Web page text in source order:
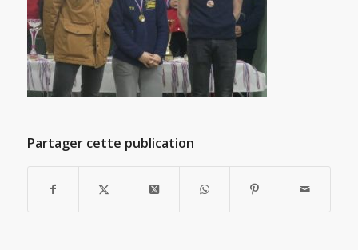
Partager cette publication